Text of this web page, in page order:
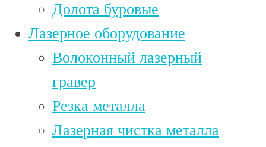
Долота буровые
Лазерное оборудование
Волоконный лазерный
гравер
Резка металла
Лазерная чистка металла